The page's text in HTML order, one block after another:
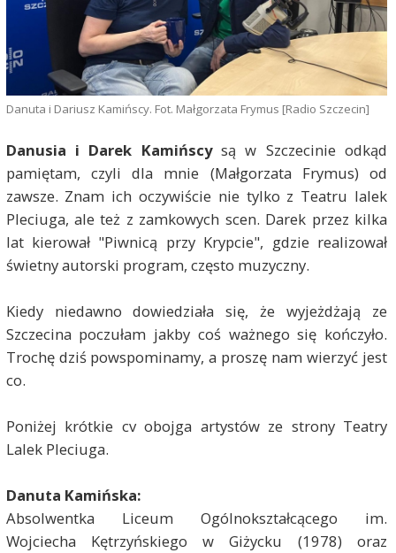
Danuta i Dariusz Kamińscy. Fot. Małgorzata Frymus [Radio Szczecin]
Danusia i Darek Kamińscysą w Szczecinie odkąd
pamiętam, czyli dla mnie (Małgorzata Frymus) od
zawsze. Znam ich oczywiście nie tylko z Teatru lalek
Pleciuga, ale też z zamkowych scen. Darek przez kilka
lat kierował "Piwnicą przy Krypcie", gdzie realizował
świetny autorski program, często muzyczny.
Kiedy niedawno dowiedziała się, że wyjeżdżają ze
Szczecina poczułam jakby coś ważnego się kończyło.
Trochę dziś powspominamy, a proszę nam wierzyć jest
co.
Poniżej krótkie cv obojga artystów ze strony Teatry
Lalek Pleciuga.
Danuta Kamińska:
Absolwentka Liceum Ogólnokształcącego im.
Wojciecha Kętrzyńskiego w Giżycku (1978) oraz